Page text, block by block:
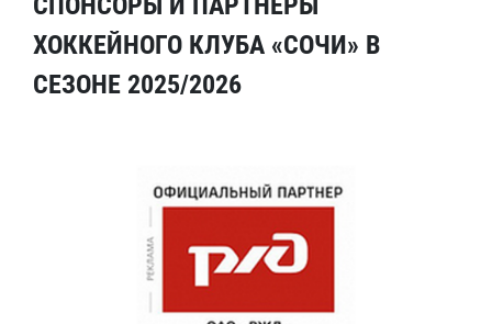
ХОККЕЙНОГО КЛУБА «СОЧИ» В
СЕЗОНЕ 2025/2026